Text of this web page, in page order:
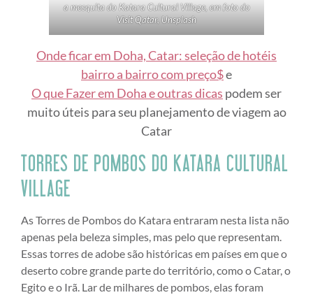
a mesquita do Katara Cultural Village, em foto do
Visit Qatar, Unsplash
Onde ficarem Doha, Catar: seleção de hotéis
bairro a bairro com preço$e
O que Fazer em Doha e outras dicas podem ser
muito úteis para seu planejamento de viagem ao
Catar
TORRES DE POMBOS DO KATARA CULTURAL
VILLAGE
As Torres de Pombos do Katara entraram nesta lista não
apenas pela beleza simples, mas pelo que representam.
Essas torres de adobe são históricas em países em que o
deserto cobre grande parte do território, como o Catar, o
Egito e o Irã. Lar de milhares de pombos, elas foram